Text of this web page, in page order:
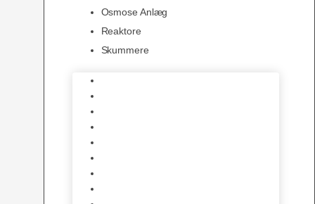
Osmose Anlæg
Reaktore
Skummere